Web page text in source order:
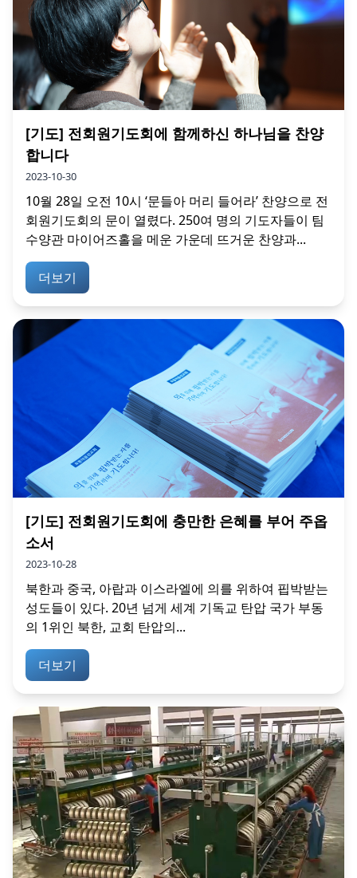
[기도] 전회원기도회에 함께하신 하나님을 찬양
합니다
2023-10-30
10월 28일 오전 10시 ‘문들아 머리 들어라’ 찬양으로 전
회원기도회의 문이 열렸다. 250여 명의 기도자들이 팀
수양관 마이어즈홀을 메운 가운데 뜨거운 찬양과...
더보기
[기도] 전회원기도회에 충만한 은혜를 부어 주옵
소서
2023-10-28
북한과 중국, 아랍과 이스라엘에 의를 위하여 핍박받는
성도들이 있다. 20년 넘게 세계 기독교 탄압 국가 부동
의 1위인 북한, 교회 탄압의...
더보기